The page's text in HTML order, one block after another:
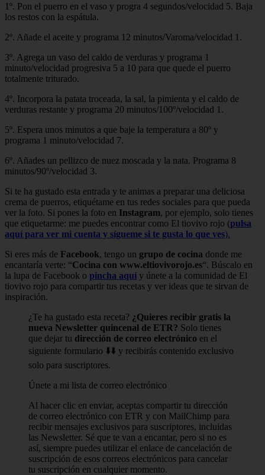
1º. Pon el puerro en el vaso y progra 4 segundos/velocidad 5. Baja
los restos con la espátula.
2º. Añade el aceite y programa 12 minutos/Varoma/velocidad 1.
3º. Agrega un vaso del caldo de verduras y programa 1
minuto/velocidad progresiva 5 a 10 para que quede el puerro
totalmente triturado.
4º. Incorpora la patata troceada, la sal, la pimienta y el caldo de
verduras restante y programa 20 minutos/100º/velocidad 1.
5º. Espera unos minutos a que baje la temperatura a 80º y
programa 1 minuto/velocidad 7.
6º. Añades un pellizco de nuez moscada y la nata. Programa 8
minutos/90º/velocidad 3.
Si te ha gustado esta entrada y te animas a preparar una deliciosa
crema de puerros, etiquétame en tus redes sociales para que pueda
ver la foto. Si pones la foto en Instagram, por ejemplo, solo tienes
que etiquetarme: me puedes encontrar como El tiovivo rojo (pulsa
aquí para ver mi cuenta y sígueme si te gusta lo que ves).
Si eres más de Facebook, tengo un grupo de cocina donde me
encantaría verte: “Cocina con www.eltiovivorojo.es“. Búscalo en
la lupa de Facebook o pincha aquí y únete a la comunidad de El
tiovivo rojo para compartir tus recetas y ver ideas que te sirvan de
inspiración.
¿Te ha gustado esta receta? ¿Quieres recibir gratis la
nueva Newsletter quincenal de ETR? Solo tienes
que dejar tu dirección de correo electrónico en el
siguiente formulario ⬇️⬇️ y recibirás contenido exclusivo
solo para suscriptores.
Únete a mi lista de correo electrónico
Al hacer clic en enviar, aceptas compartir tu dirección
de correo electrónico con ETR y con MailChimp para
recibir mensajes exclusivos para suscriptores, incluidas
las Newsletter. Sé que te van a encantar, pero si no es
así, siempre puedes utilizar el enlace de cancelación de
suscripción de esos correos electrónicos para cancelar
tu suscripción en cualquier momento.